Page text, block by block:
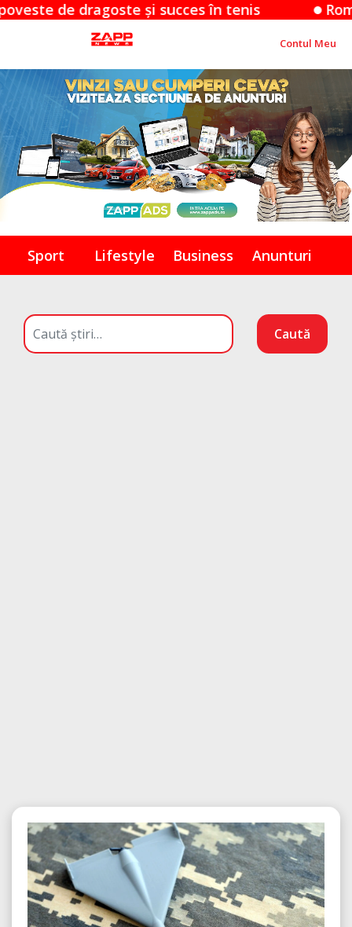
dragoste și succes în tenis România
Contul Meu
Sport Lifestyle Business Anunturi
Caută